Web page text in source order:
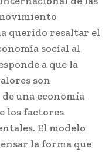
querido resaltar el
social al
a que la
son
una economía
los factores
El modelo
la forma que